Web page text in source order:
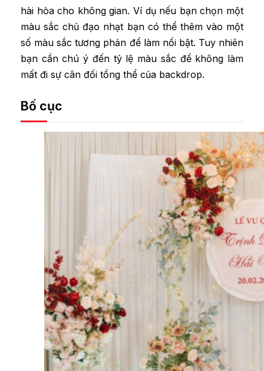
hài hòa cho không gian. Ví dụ nếu bạn chọn một
màu sắc chủ đạo nhạt bạn có thể thêm vào một
số màu sắc tương phản để làm nổi bật. Tuy nhiên
bạn cần chú ý đến tỷ lệ màu sắc để không làm
mất đi sự cân đối tổng thể của backdrop.
Bố cục